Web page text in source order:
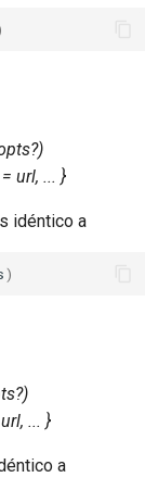
url, ... }
idéntico a
)
... }
a